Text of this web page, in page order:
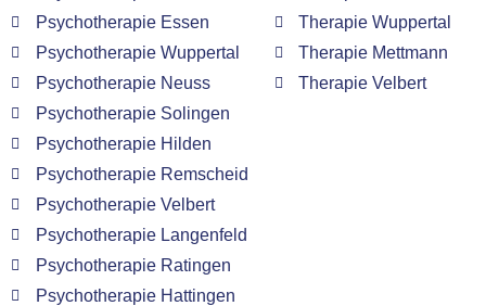
Psychotherapie Essen
Psychotherapie Wuppertal
Psychotherapie Neuss
Psychotherapie Solingen
Psychotherapie Hilden
Psychotherapie Remscheid
Psychotherapie Velbert
Psychotherapie Langenfeld
Psychotherapie Ratingen
Psychotherapie Hattingen
Therapie Wuppertal
Therapie Mettmann
Therapie Velbert